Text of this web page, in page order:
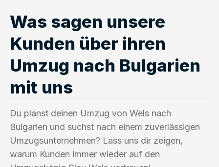
Was sagen unsere
Kunden über ihren
Umzug nach Bulgarien
mit uns
Du planst deinen Umzug von Wels nach
Bulgarien und suchst nach einem zuverlässigen
Umzugsunternehmen? Lass uns dir zeigen,
warum Kunden immer wieder auf den